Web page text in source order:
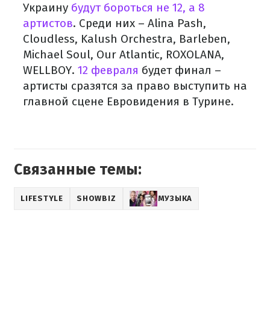
Украину будут бороться не 12, а 8
артистов. Среди них – Alina Pash,
Cloudless, Kalush Orchestra, Barleben,
Michael Soul, Our Atlantic, ROXOLANA,
WELLBOY. 12 февраля будет финал –
артисты сразятся за право выступить на
главной сцене Евровидения в Турине.
Связанные темы:
LIFESTYLE SHOWBIZ МУЗЫКА